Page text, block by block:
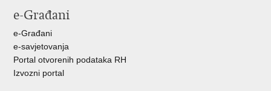
e-Građani
e-Građani
e-savjetovanja
Portal otvorenih podataka RH
Izvozni portal